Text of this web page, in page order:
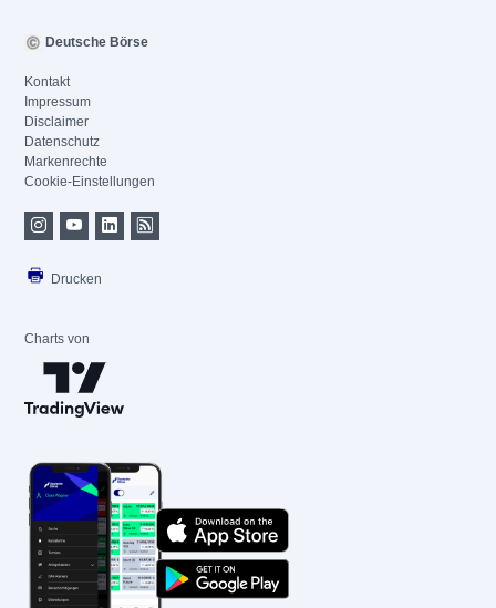
Deutsche Börse
Kontakt
Impressum
Disclaimer
Datenschutz
Markenrechte
Cookie-Einstellungen
Drucken
Charts von